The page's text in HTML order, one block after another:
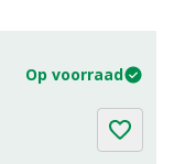
Op voorraad